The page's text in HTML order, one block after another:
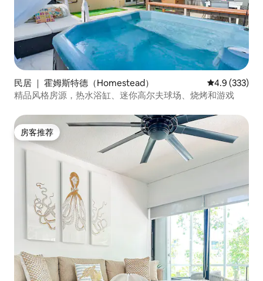
民居 ｜ 霍姆斯特德（Homestead） 平均评分 4.9
4.9 (333)
精品风格房源，热水浴缸、迷你高尔夫球场、烧烤和游戏
房客推荐
房客推荐